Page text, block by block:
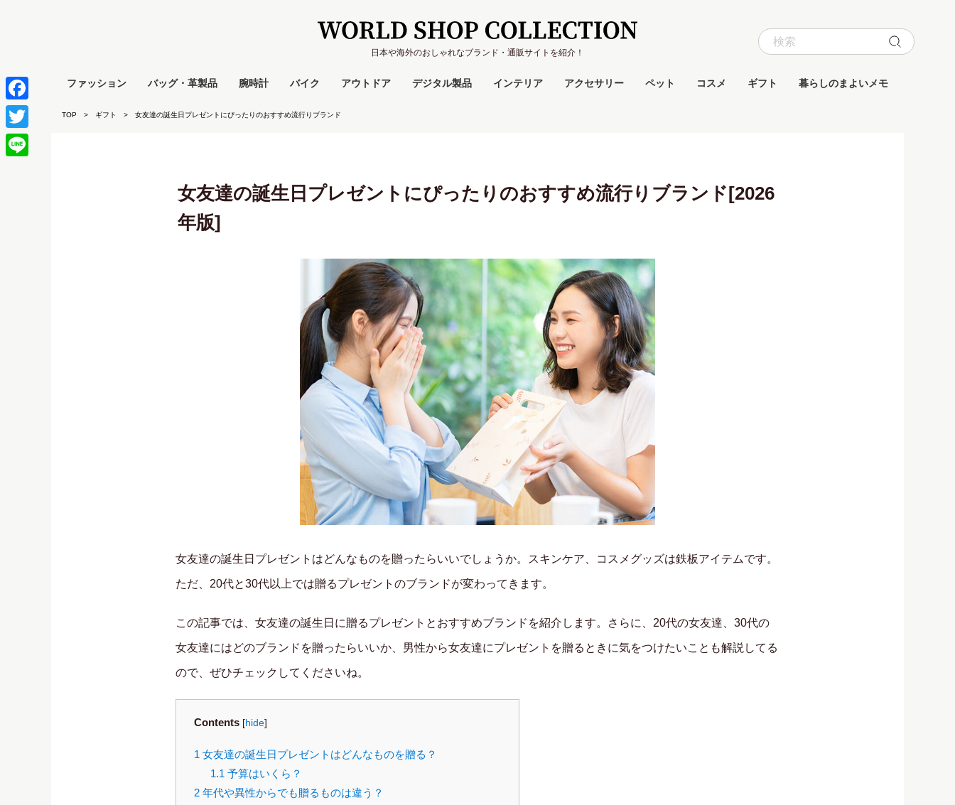
日本や海外のおしゃれなブランド・通販サイトを紹介！
ファッション バッグ・革製品 腕時計 バイク アウトドア デジタル製品 インテリア アクセサリー ペット コスメ ギフト 暮らしのまよいメモ
TOP ギフト 女友達の誕生日プレゼントにぴったりのおすすめ流行りブランド
女友達の誕生日プレゼントにぴったりのおすすめ流行りブランド[2026
年版]
女友達の誕生日プレゼントはどんなものを贈ったらいいでしょうか。スキンケア、コスメグッズは鉄板アイテムです。
ただ、20代と30代以上では贈るプレゼントのブランドが変わってきます。
この記事では、女友達の誕生日に贈るプレゼントとおすすめブランドを紹介します。さらに、20代の女友達、30代の
女友達にはどのブランドを贈ったらいいか、男性から女友達にプレゼントを贈るときに気をつけたいことも解説してる
ので、ぜひチェックしてくださいね。
Contents [hide]
1 女友達の誕生日プレゼントはどんなものを贈る？
1.1 予算はいくら？
2 年代や異性からでも贈るものは違う？
Facebook
Twitter